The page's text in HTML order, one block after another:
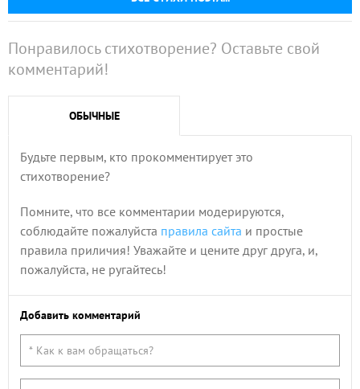
Понравилось стихотворение? Оставьте свой
комментарий!
ОБЫЧНЫЕ
Будьте первым, кто прокомментирует это
стихотворение?
Помните, что все комментарии модерируются,
соблюдайте пожалуйста правила сайта и простые
правила приличия! Уважайте и цените друг друга, и,
пожалуйста, не ругайтесь!
Добавить комментарий